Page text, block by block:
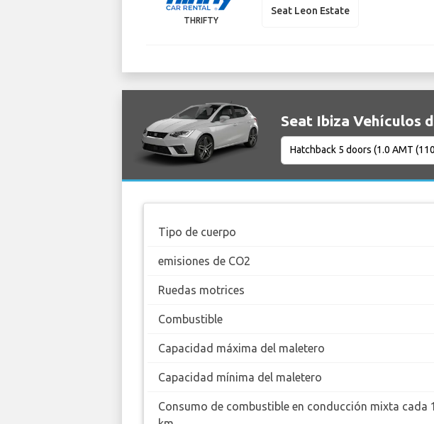
THRIFTY
Seat Leon Estate
Seat Ibiza Vehículos
Tipo de cuerpo
emisiones de CO2
Ruedas motrices
Combustible
Capacidad máxima del maletero
Capacidad mínima del maletero
Consumo de combustible en conducción mixta cada